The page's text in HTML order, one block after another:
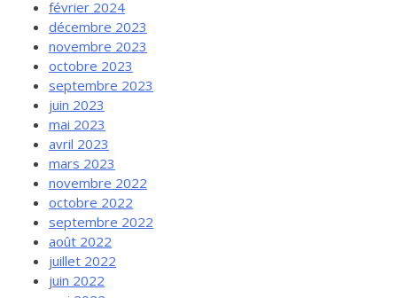
février 2024
décembre 2023
novembre 2023
octobre 2023
septembre 2023
juin 2023
mai 2023
avril 2023
mars 2023
novembre 2022
octobre 2022
septembre 2022
août 2022
juillet 2022
juin 2022